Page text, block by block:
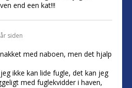
end een kat!!!
siden
med naboen, men det hjalp
ikke kan lide fugle, det kan jeg
med fuglekvidder i haven,